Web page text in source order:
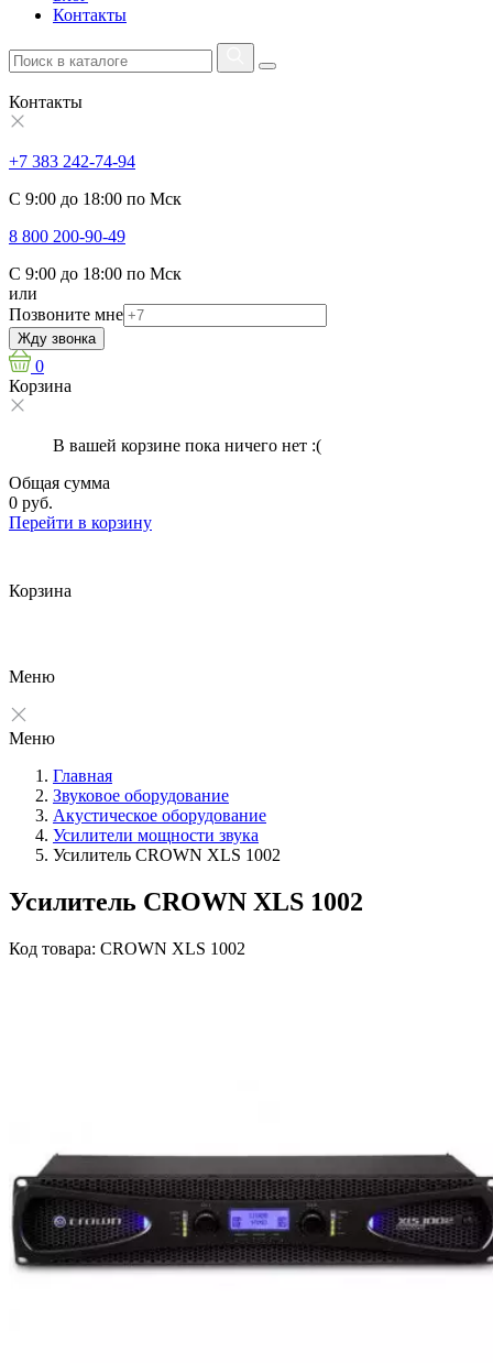
Контакты
Контакты
+7 383 242-74-94
С 9:00 до 18:00 по Мск
8 800 200-90-49
С 9:00 до 18:00 по Мск
или
Позвоните мне
Жду звонка
0
Корзина
В вашей корзине пока ничего нет :(
Общая сумма
0 руб.
Перейти в корзину
Корзина
Меню
Меню
Главная
Звуковое оборудование
Акустическое оборудование
Усилители мощности звука
Усилитель CROWN XLS 1002
Усилитель CROWN XLS 1002
Код товара: CROWN XLS 1002